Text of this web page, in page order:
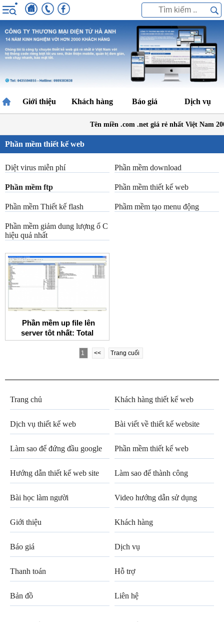
Giới thiệu Khách hàng Báo giá Dịch vụ
Tên miền .com .net giá rẻ nhất Việt Nam
Phần mềm thiết kế web
Diệt virus miễn phí Phần mềm download
Phần mềm ftp Phần mềm thiết kế web
Phần mềm Thiết kế flash Phầm mềm tạo menu động
Phần mềm giảm dung lượng ổ C
hiệu quả nhất
Phần mềm up file lên
server tôt nhất: Total
commander
1 << Trang cuối
Trang chủ Khách hàng thiết kế web
Dịch vụ thiết kế web Bài viết về thiết kế website
Làm sao để đứng đầu google Phần mềm thiết kế web
Hướng dẫn thiết kế web site Làm sao để thành công
Bài học làm người Video hướng dẫn sử dụng
Giới thiệu Khách hàng
Báo giá Dịch vụ
Thanh toán Hỗ trợ
Bản đồ Liên hệ